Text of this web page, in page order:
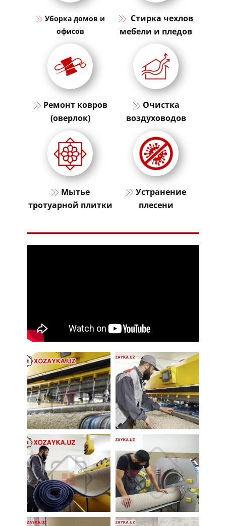
​​Уборка домов и
офисов
​​ Стирка чехлов
мебели и пледов
​​Ремонт ковров
(оверлок)
​Очистка
воздуховодов
​Мытье
тротуарной плитки
​​Устранение
плесени